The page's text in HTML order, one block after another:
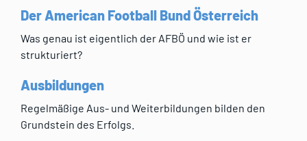
Der American Football Bund Österreich
Was genau ist eigentlich der AFBÖ und wie ist er
strukturiert?
Ausbildungen
Regelmäßige Aus- und Weiterbildungen bilden den
Grundstein des Erfolgs.